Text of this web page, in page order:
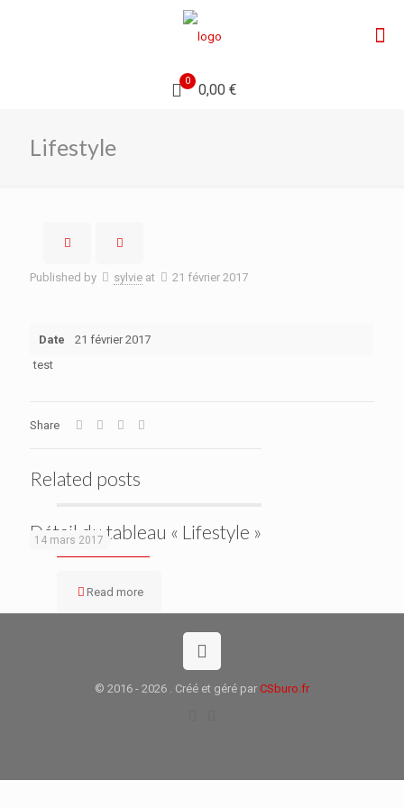
0
0,00 €
Lifestyle
Published by sylvie at 21 février 2017
Date
21 février 2017
test
Share
Related posts
14 mars 2017
Détail du tableau « Lifestyle »
Read more
© 2016 - 2026 . Créé et géré par CSburo.fr